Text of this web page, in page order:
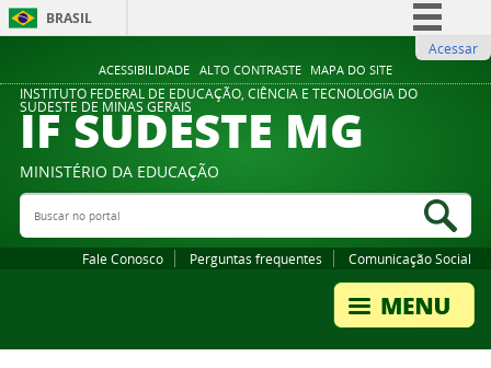
ACESSIBILIDADE ALTO CONTRASTE MAPA DO SITE
BRASIL
Comunica BR
Participe
Legislação
Acessar
INSTITUTO FEDERAL DE EDUCAÇÃO, CIÊNCIA E TECNOLOGIA DO
SUDESTE DE MINAS GERAIS
IF SUDESTE MG
MINISTÉRIO DA EDUCAÇÃO
Buscar no portal
Fale Conosco Perguntas frequentes Comunicação Social